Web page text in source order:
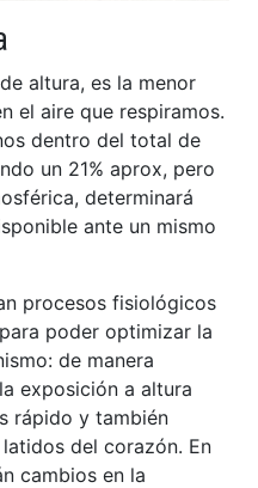
altura, es la menor
el aire que respiramos.
dentro del total de
un 21% aprox, pero
determinará
ante un mismo
procesos fisiológicos
poder optimizar la
de manera
exposición a altura
rápido y también
del corazón. En
cambios en la